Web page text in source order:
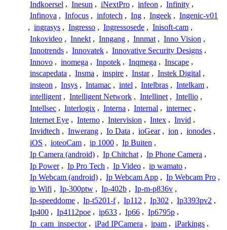
Indkoersel , Inesun , iNextPro , infeon , Infinity ,
Infinova , Infocus , infotech , Ing , Ingeek , Ingenic-v01
, ingrasys , Ingresso , Ingressosede , Inisoft-cam ,
Inkovideo , Innekt , Inngang , Innmat , Inno Vision ,
Innotrends , Innovatek , Innovative Security Designs ,
Innovo , inomega , Inpotek , Inqmega , Inscape ,
inscapedata , Insma , inspire , Instar , Instek Digital ,
insteon , Insys , Intamac , intel , Intelbras , Intelkam ,
intelligent , Intelligent Network , Intellinet , Intellio ,
Intellsec , Interlogix , Interna , Internal , internec ,
Internet Eye , Interno , Intervision , Intex , Invid ,
Invidtech , Inwerang , Io Data , ioGear , ion , ionodes ,
iOS , ioteoCam , ip 1000 , Ip Buiten ,
Ip Camera (android) , Ip Chitchat , Ip Phone Camera ,
Ip Power , Ip Pro Tech , Ip Video , ip wamato ,
Ip Webcam (android) , Ip Webcam App , Ip Webcam Pro ,
ip Wifi , Ip-300ptw , Ip-402b , Ip-m-p836v ,
Ip-speeddome , Ip-t5201-f , Ip112 , Ip302 , Ip3393pv2 ,
Ip400 , Ip4112poe , ip633 , Ip66 , Ip6795p ,
Ip_cam_inspector , iPad IPCamera , ipam , iParkings ,